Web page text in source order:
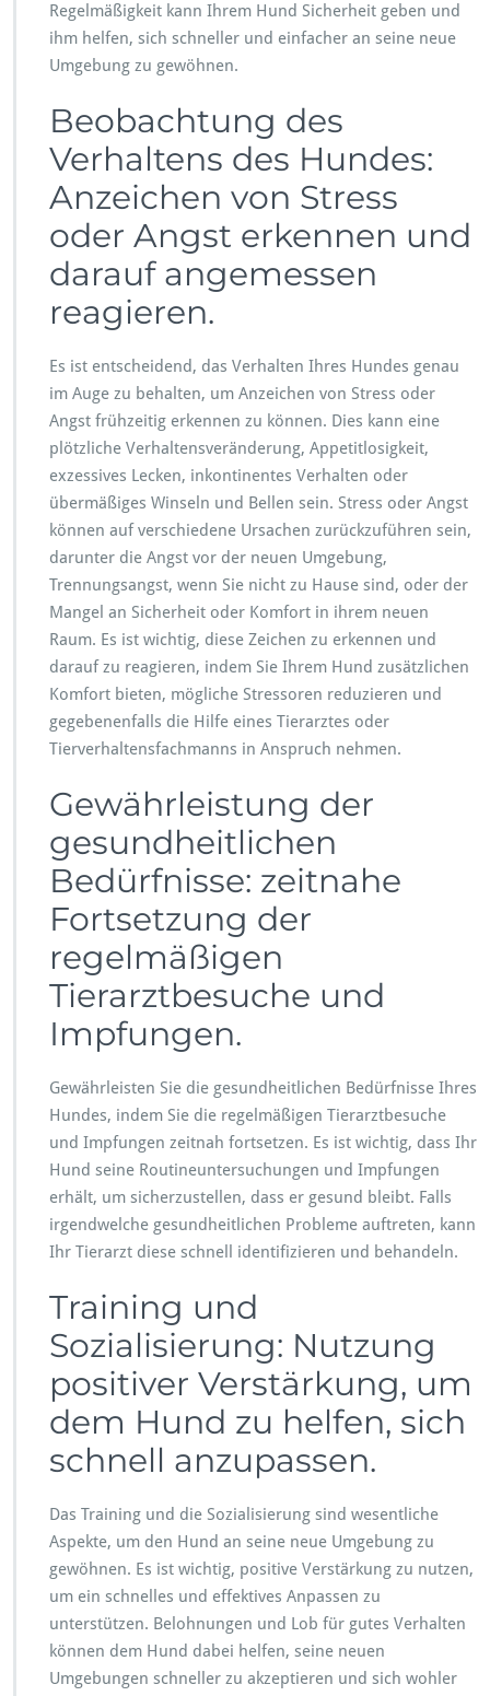
Regelmäßigkeit kann Ihrem Hund Sicherheit geben und
ihm helfen, sich schneller und einfacher an seine neue
Umgebung zu gewöhnen.
Beobachtung des
Verhaltens des Hundes:
Anzeichen von Stress
oder Angst erkennen und
darauf angemessen
reagieren.
Es ist entscheidend, das Verhalten Ihres Hundes genau
im Auge zu behalten, um Anzeichen von Stress oder
Angst frühzeitig erkennen zu können. Dies kann eine
plötzliche Verhaltensveränderung, Appetitlosigkeit,
exzessives Lecken, inkontinentes Verhalten oder
übermäßiges Winseln und Bellen sein. Stress oder Angst
können auf verschiedene Ursachen zurückzuführen sein,
darunter die Angst vor der neuen Umgebung,
Trennungsangst, wenn Sie nicht zu Hause sind, oder der
Mangel an Sicherheit oder Komfort in ihrem neuen
Raum. Es ist wichtig, diese Zeichen zu erkennen und
darauf zu reagieren, indem Sie Ihrem Hund zusätzlichen
Komfort bieten, mögliche Stressoren reduzieren und
gegebenenfalls die Hilfe eines Tierarztes oder
Tierverhaltensfachmanns in Anspruch nehmen.
Gewährleistung der
gesundheitlichen
Bedürfnisse: zeitnahe
Fortsetzung der
regelmäßigen
Tierarztbesuche und
Impfungen.
Gewährleisten Sie die gesundheitlichen Bedürfnisse Ihres
Hundes, indem Sie die regelmäßigen Tierarztbesuche
und Impfungen zeitnah fortsetzen. Es ist wichtig, dass Ihr
Hund seine Routineuntersuchungen und Impfungen
erhält, um sicherzustellen, dass er gesund bleibt. Falls
irgendwelche gesundheitlichen Probleme auftreten, kann
Ihr Tierarzt diese schnell identifizieren und behandeln.
Training und
Sozialisierung: Nutzung
positiver Verstärkung, um
dem Hund zu helfen, sich
schnell anzupassen.
Das Training und die Sozialisierung sind wesentliche
Aspekte, um den Hund an seine neue Umgebung zu
gewöhnen. Es ist wichtig, positive Verstärkung zu nutzen,
um ein schnelles und effektives Anpassen zu
unterstützen. Belohnungen und Lob für gutes Verhalten
können dem Hund dabei helfen, seine neuen
Umgebungen schneller zu akzeptieren und sich wohler